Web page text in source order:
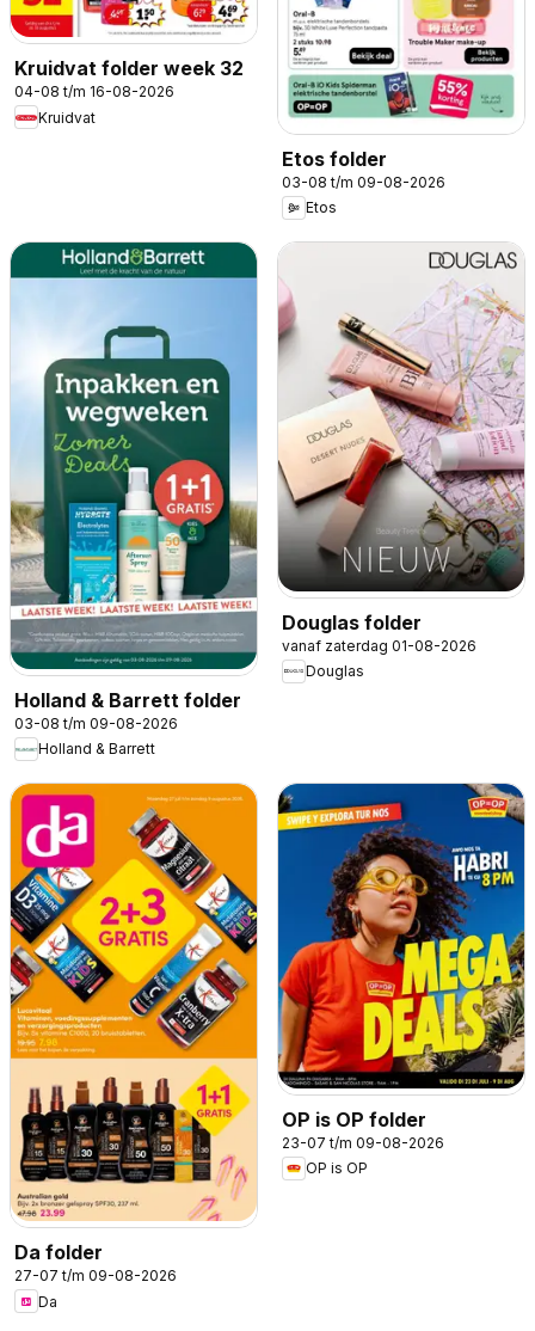
Kruidvat folder week 32
04-08 t/m 16-08-2026
Kruidvat
Etos folder
03-08 t/m 09-08-2026
Etos
Holland & Barrett folder
03-08 t/m 09-08-2026
Holland & Barrett
Douglas folder
vanaf zaterdag 01-08-2026
Douglas
Da folder
27-07 t/m 09-08-2026
Da
OP is OP folder
23-07 t/m 09-08-2026
OP is OP